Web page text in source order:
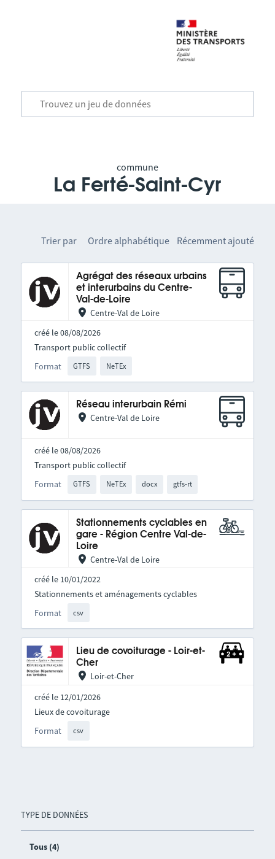
commune
La Ferté-Saint-Cyr
TYPE DE DONNÉES
Tous (4)
Trier par Ordre alphabétique Récemment ajouté
Agrégat des réseaux urbains
et interurbains du Centre-
Val-de-Loire
Centre-Val de Loire
créé le 08/08/2026
Format GTFS NeTEx
Transport public collectif
Réseau interurbain Rémi
Centre-Val de Loire
créé le 08/08/2026
Format GTFS NeTEx docx gtfs-rt
Transport public collectif
Stationnements cyclables en
gare - Région Centre Val-de-
Loire
Centre-Val de Loire
créé le 10/01/2022
Format csv
Stationnements et aménagements cyclables
Lieu de covoiturage - Loir-et-
Cher
Loir-et-Cher
créé le 12/01/2026
Format csv
Lieux de covoiturage